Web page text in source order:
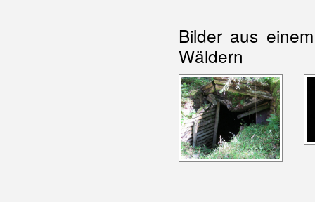
Bilder aus
Wäldern